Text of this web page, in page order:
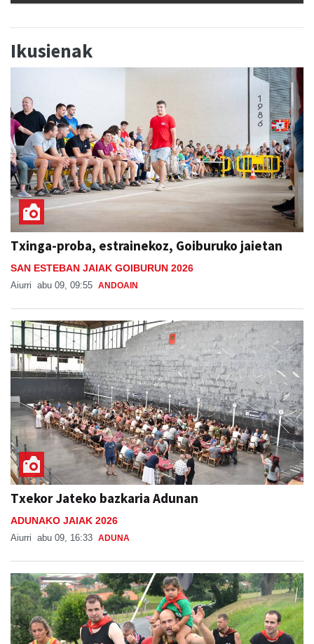
Ikusienak
Txinga-proba, estrainekoz, Goiburuko jaietan
SAN ESTEBAN JAIAK GOIBURUN 2026
Aiurri abu 09, 09:55 ANDOAIN
Txekor Jateko bazkaria Adunan
ADUNAKO JAIAK 2026
Aiurri abu 09, 16:33 ADUNA